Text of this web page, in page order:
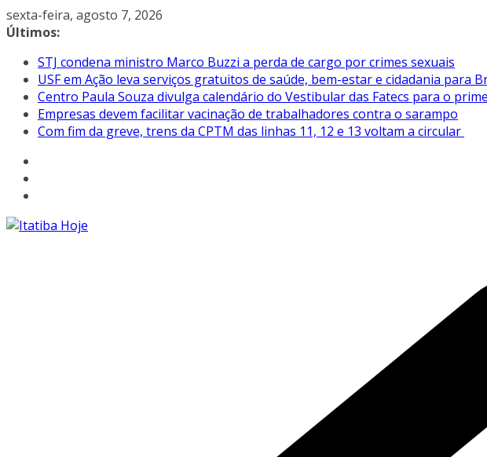
Pular
para
conteúdo
sexta-feira, agosto 7, 2026
Últimos:
STJ condena ministro Marco Buzzi a perda de cargo por crimes sexuais
USF em Ação leva serviços gratuitos de saúde, bem-estar e cidadania para
Centro Paula Souza divulga calendário do Vestibular das Fatecs para o
Empresas devem facilitar vacinação de trabalhadores contra o sarampo
Com fim da greve, trens da CPTM das linhas 11, 12 e 13 voltam a circular